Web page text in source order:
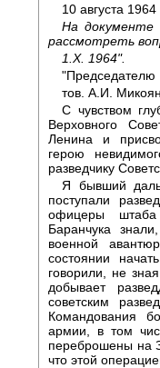
10 августа 1964
На документе
рассмотреть
1.Х. 1964".
"Председателю
тов. А.И.
С чувством
Верховного
Ленина и
герою
разведчику
Я бывший
поступали
офицеры штаба
Баранчука
военной
состоянии
говорили, не
добывает
советским
Командования
армии, в том
переброшены на
что этой